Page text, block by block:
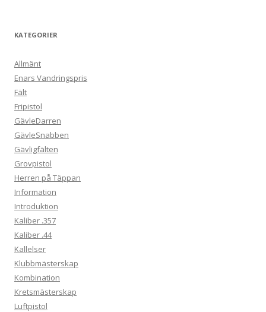
KATEGORIER
Allmänt
Enars Vandringspris
Fält
Fripistol
GävleDarren
GävleSnabben
Gävligfälten
Grovpistol
Herren på Täppan
Information
Introduktion
Kaliber .357
Kaliber .44
Kallelser
Klubbmästerskap
Kombination
Kretsmästerskap
Luftpistol